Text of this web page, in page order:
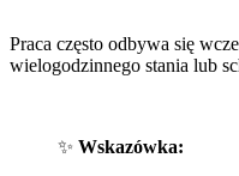
Praca często odbywa się
wielogodzinnego stania lub
✨ Wskazówka: